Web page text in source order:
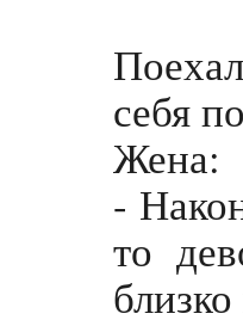
себя
Жена:
-
то